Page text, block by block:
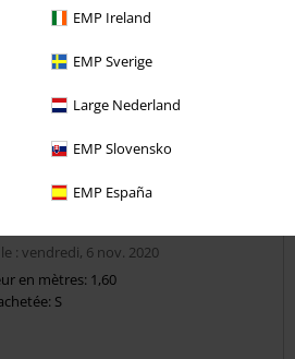
EMP Ireland
EMP Sverige
Large Nederland
EMP Slovensko
EMP España
Commentaire
: vendredi, 6 nov. 2020
en mètres: 1,60
S